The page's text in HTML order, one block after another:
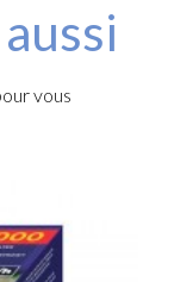
vous